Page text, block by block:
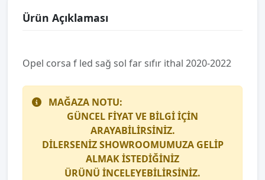
Ürün Açıklaması
Opel corsa f led sağ sol far sıfır i̇thal 2020-2022
MAĞAZA NOTU:
GÜNCEL FİYAT VE BİLGİ İÇİN
ARAYABİLİRSİNİZ.
DİLERSENİZ SHOWROOMUMUZA GELİP
ALMAK İSTEDİĞİNİZ
ÜRÜNÜ İNCELEYEBİLİRSİNİZ.